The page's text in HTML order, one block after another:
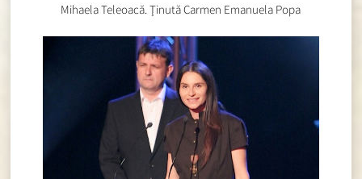
Mihaela Teleoacă. Ţinută Carmen Emanuela Popa